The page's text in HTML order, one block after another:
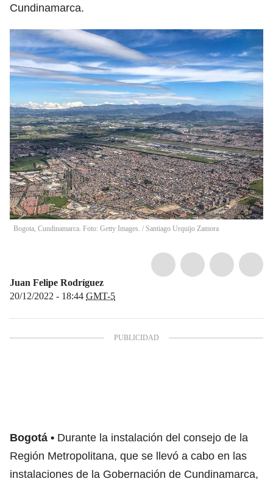
Cundinamarca.
Bogota, Cundinamarca. Foto: Getty Images. / Santiago Urquijo Zamora
Juan Felipe Rodríguez
20/12/2022 - 18:44 GMT-5
Bogotá
Durante la instalación del consejo de la
Región Metropolitana, que se llevó a cabo en las
instalaciones de la Gobernación de Cundinamarca,